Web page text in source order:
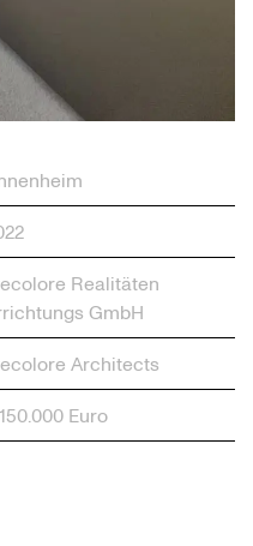
Realitäten
GmbH
Architects
Euro